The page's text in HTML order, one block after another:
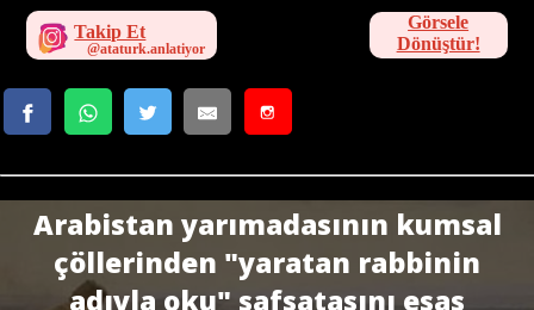
Takip Et
Görsele
Dönüştür!
Arabistan yarımadasının kumsal
çöllerinden "yaratan rabbinin
adıyla oku" safsatasını esas